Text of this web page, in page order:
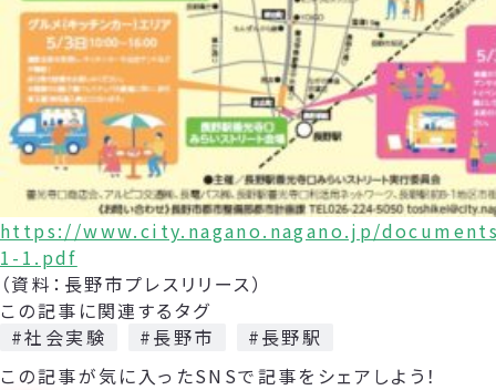
https://www.city.nagano.nagano.jp/
1-1.pdf
（資料：長野市プレスリリース）
この記事に関連するタグ
#社会実験
#長野市
#長野駅
この記事が気に入ったSNSで記事をシェアしよう！